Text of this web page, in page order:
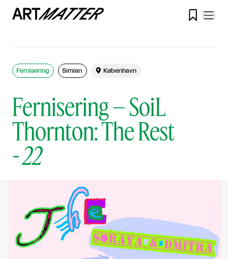

Fernisering – SoiL
Thornton: The Rest
-22
Fernisering Simian  København